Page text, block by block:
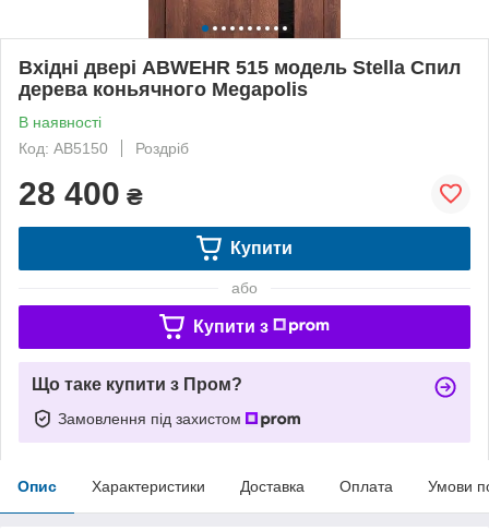
Вхідні двері ABWEHR 515 модель Stella Спил
дерева коньячного Megapolis
В наявності
Код: AB5150
Роздріб
28 400 ₴
Купити
або
Купити з
Що таке купити з Пром?
Замовлення під захистом
Опис Характеристики Доставка Оплата Умови